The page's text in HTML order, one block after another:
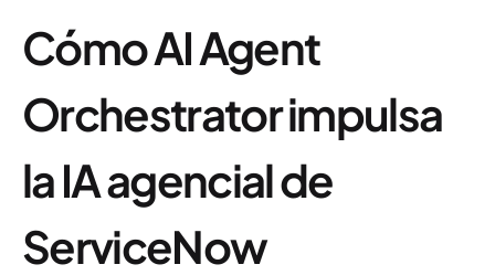
Cómo AI Agent
Orchestrator impulsa
la IA agencial de
ServiceNow